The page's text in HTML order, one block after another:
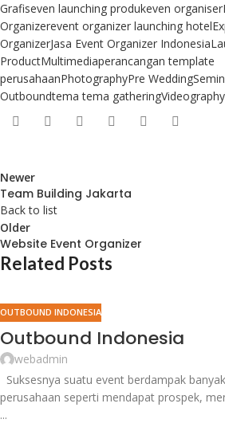
Grafiseven launching produkeven organiser
Organizerevent organizer launching hotel
OrganizerJasa Event Organizer Indonesia
ProductMultimediaperancangan template
perusahaanPhotographyPre Wedding
Outboundtema tema gatheringVideography
Newer
Team Building Jakarta
Back to list
Older
Website Event Organizer
Related Posts
OUTBOUND INDONESIA
Outbound Indonesia
webadmin
Suksesnya suatu event berdampak
perusahaan seperti mendapat prospek,
...